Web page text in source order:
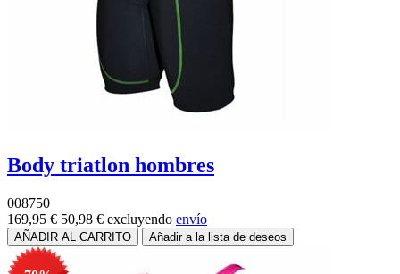
Body triatlon hombres
008750
169,95 € 50,98 € excluyendo envío